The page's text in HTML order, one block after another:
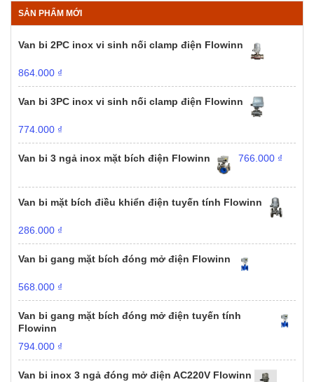
SẢN PHẨM MỚI
Van bi 2PC inox vi sinh nối clamp điện Flowinn
864.000 ₫
Van bi 3PC inox vi sinh nối clamp điện Flowinn
774.000 ₫
Van bi 3 ngả inox mặt bích điện Flowinn 766.000 ₫
Van bi mặt bích điều khiển điện tuyến tính Flowinn
286.000 ₫
Van bi gang mặt bích đóng mở điện Flowinn
568.000 ₫
Van bi gang mặt bích đóng mở điện tuyến tính
Flowinn
794.000 ₫
Van bi inox 3 ngả đóng mở điện AC220V Flowinn